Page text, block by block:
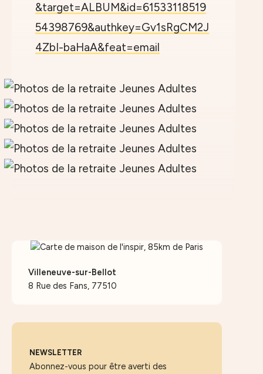
&target=ALBUM&id=61533118519
54398769&authkey=Gv1sRgCM2J
4ZbI-baHaA&feat=email
Villeneuve-sur-Bellot
8 Rue des Fans, 77510
NEWSLETTER
Abonnez-vous pour être averti des